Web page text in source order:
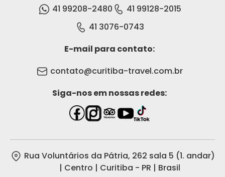
41 99208-2480
41 99128-2015
41 3076-0743
E-mail para contato:
contato@curitiba-travel.com.br
Siga-nos em nossas redes:
Rua Voluntários da Pátria, 262 sala 5 (1. andar)
| Centro | Curitiba - PR | Brasil